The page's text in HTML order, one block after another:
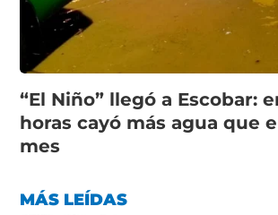
“El Niño” llegó a Escobar:
horas cayó más agua que
mes
MÁS LEÍDAS